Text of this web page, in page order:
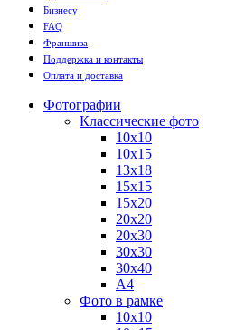
Бизнесу
FAQ
Франшиза
Поддержка и контакты
Оплата и доставка
Фотографии
Классические фото
10х10
10х15
13х18
15х15
15х20
20х20
20х30
30х30
30х40
А4
Фото в рамке
10х10